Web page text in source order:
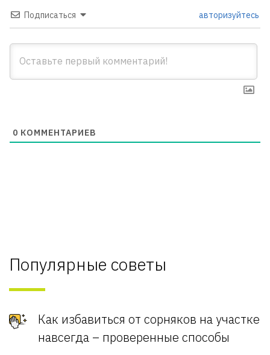
Подписаться авторизуйтесь
0 КОММЕНТАРИЕВ
Популярные советы
Как избавиться от сорняков на участке
навсегда – проверенные способы